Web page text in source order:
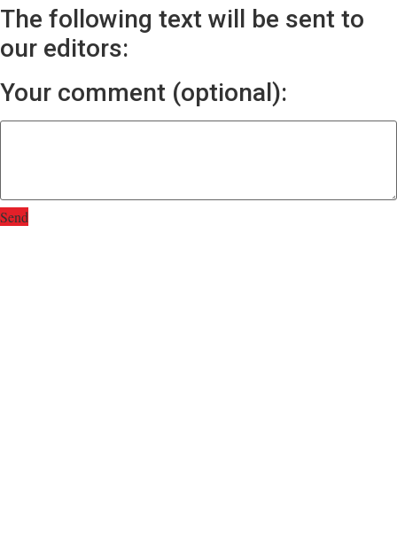
The following text will be sent to
our editors:
Your comment (optional):
Send